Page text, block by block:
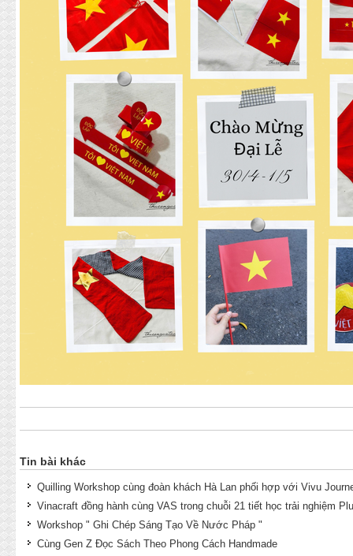
Tin bài khác
Quilling Workshop cùng đoàn khách Hà Lan phối hợp với Vivu
Vinacraft đồng hành cùng VAS trong chuỗi 21 tiết học trải nghiệm
Workshop " Ghi Chép Sáng Tạo Về Nước Pháp "
Cùng Gen Z Đọc Sách Theo Phong Cách Handmade